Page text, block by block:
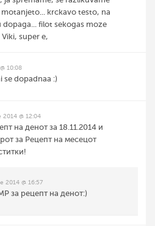
krckavo testo, na
dopaga... filot sekogas moze
super e,
10:08
se dopadnaa :)
2014 @ 12:04
на денот за 18.11.2014 и
за Рецепт на месецот
2014 @ 16:57
за рецепт на денот:)